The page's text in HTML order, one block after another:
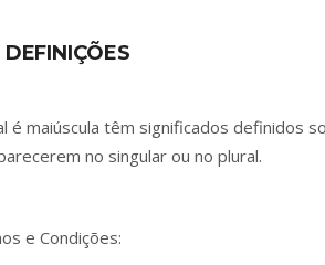
é maiúscula têm significados definidos
no singular ou no plural.
e Condições: